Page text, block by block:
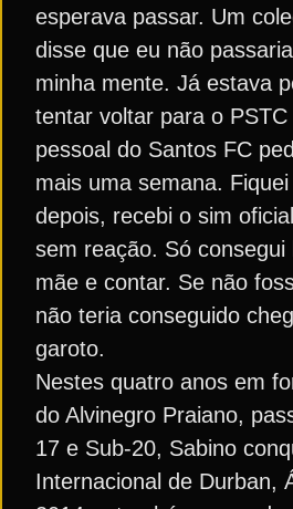
esperava passar. Um
disse que eu não
minha mente. Já estava
tentar voltar para o
pessoal do Santos FC
mais uma semana.
depois, recebi o sim
sem reação. Só
mãe e contar. Se não
não teria conseguido
garoto.
Nestes quatro anos em
do Alvinegro Praiano,
17 e Sub-20, Sabino
Internacional de Durban,